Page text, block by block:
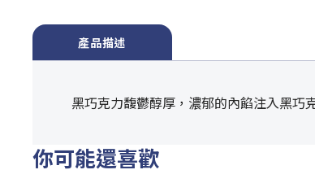
產品描述
黑巧克力馥鬱醇厚，濃郁的內餡注入黑巧
你可能還喜歡